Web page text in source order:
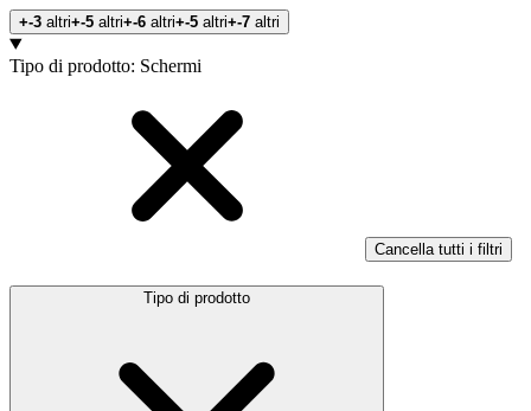
+-3 altri+-5 altri+-6 altri+-5 altri+-7 altri
Prodotti
Tipo di prodotto: Schermi
Cancella tutti i filtri
Tipo di prodotto